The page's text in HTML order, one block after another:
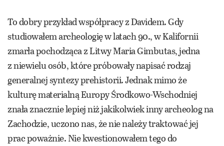
To dobry przykład współpracy z Davidem. Gdy
studiowałem archeologię w latach 90., w Kalifornii
zmarła pochodząca z Litwy Maria Gimbutas, jedna
z niewielu osób, które próbowały napisać rodzaj
generalnej syntezy prehistorii. Jednak mimo że
kulturę materialną Europy Środkowo-Wschodniej
znała znacznie lepiej niż jakikolwiek inny archeolog na
Zachodzie, uczono nas, że nie należy traktować jej
prac poważnie. Nie kwestionowałem tego do